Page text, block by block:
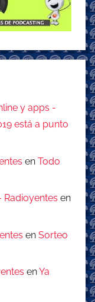
y apps -
está a punto
en Todo
Radioyentes en
en Sorteo
enYa